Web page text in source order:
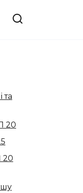
та
20
20